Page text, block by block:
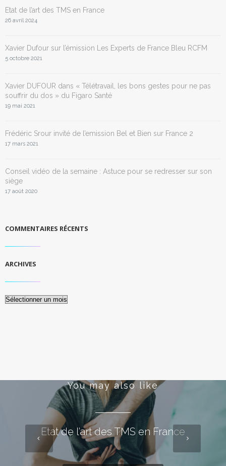
Etat de l’art des TMS en France
26 avril 2024
Xavier Dufour sur l’émission Les Experts de France Bleu RCFM
5 octobre 2021
Xavier DUFOUR dans « Télétravail, les bons gestes pour ne pas
souffrir du dos » du Figaro Santé
19 mai 2021
Frédéric Srour invité de l’emission Bel et Bien sur France 2
17 mars 2021
Conseil vidéo de la semaine : Astuce pour se redresser sur son
siège
17 août 2020
COMMENTAIRES RÉCENTS
ARCHIVES
Archives
You may also like
Etat de l’art des TMS en France